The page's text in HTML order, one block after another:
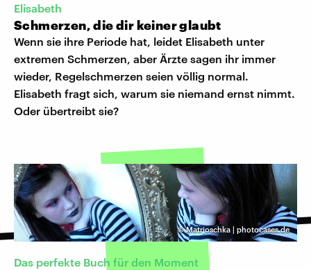
Elisabeth
Schmerzen, die dir keiner glaubt
Wenn sie ihre Periode hat, leidet Elisabeth unter
extremen Schmerzen, aber Ärzte sagen ihr immer
wieder, Regelschmerzen seien völlig normal.
Elisabeth fragt sich, warum sie niemand ernst nimmt.
Oder übertreibt sie?
©Matrjoschka | photocases.de
Das perfekte Buch für den Moment